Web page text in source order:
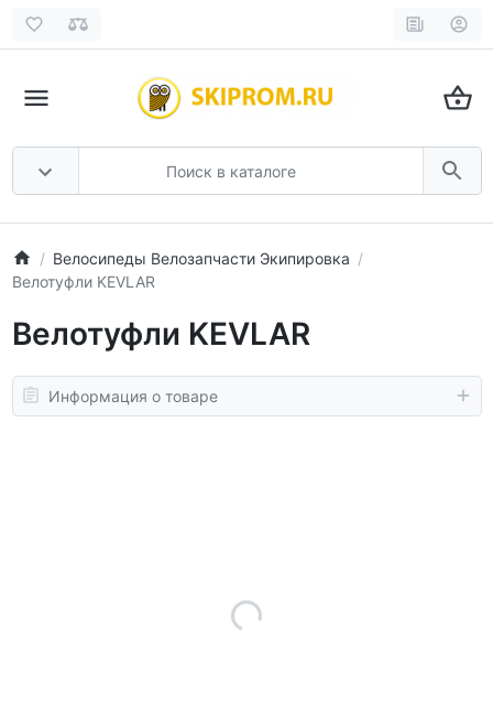
Велосипеды Велозапчасти Экипировка
Велотуфли KEVLAR
Велотуфли KEVLAR
Информация о товаре